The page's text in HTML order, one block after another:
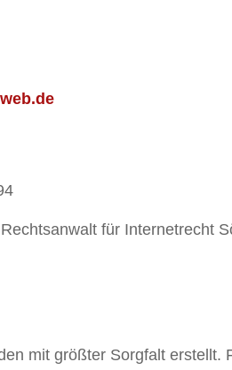
für Internetrecht
mit größter Sorgfalt